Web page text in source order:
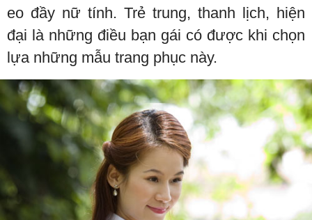
eo đầy nữ tính. Trẻ trung, thanh lịch, hiện
đại là những điều bạn gái có được khi chọn
lựa những mẫu trang phục này.